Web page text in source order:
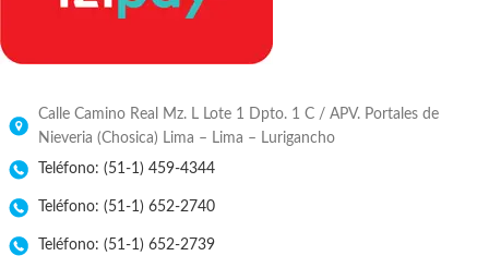
Calle Camino Real Mz. L Lote 1 Dpto. 1 C / APV. Portales de
Nieveria (Chosica) Lima – Lima – Lurigancho
Teléfono: (51-1) 459-4344
Teléfono: (51-1) 652-2740
Teléfono: (51-1) 652-2739